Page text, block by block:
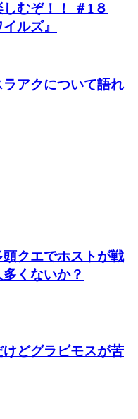
むぞ！！ ＃1８
ルズ』
ラアクについて語れ
頭クエでホストが戦
くないか？
どグラビモスが苦